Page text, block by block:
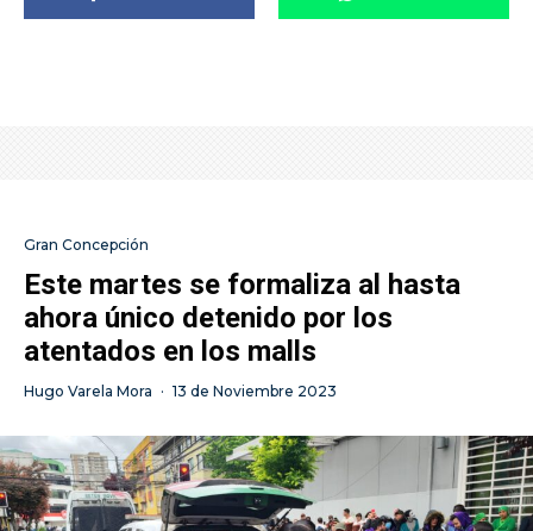
Gran Concepción
Este martes se formaliza al hasta
ahora único detenido por los
atentados en los malls
Hugo Varela Mora · 13 de Noviembre 2023